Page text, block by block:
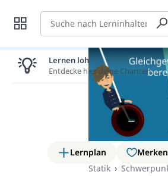
Suche
Lernplan Merken
Statik
Lernen lohnt sich!
Entdecke hier deine Chancen.